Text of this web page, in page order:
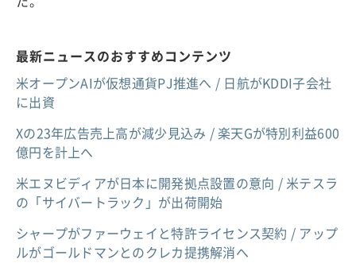
最新ニュースのおすすめコンテンツ
米オープンAIが仮想通貨PJ推進へ / 日航がKDDI子会社
に出資
Xの23年広告売上高が減少見込み / 楽天Gが特別利益600
億円を計上へ
米エヌビディアが日本に開発拠点設置の意向 / 米テスラ
の「サイバートラック」が出荷開始
シャープがファーウェイと特許ライセンス契約 / アップ
ルがゴールドマンとのクレカ提携解消へ